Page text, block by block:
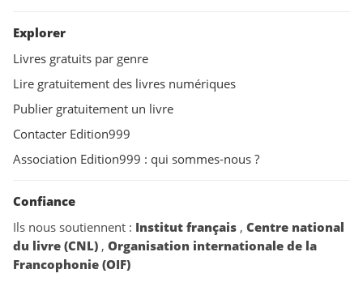
Explorer
Livres gratuits par genre
Lire gratuitement des livres numériques
Publier gratuitement un livre
Contacter Edition999
Association Edition999 : qui sommes-nous ?
Confiance
Ils nous soutiennent : Institut français , Centre national
du livre (CNL) , Organisation internationale de la
Francophonie (OIF)